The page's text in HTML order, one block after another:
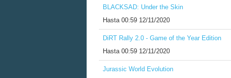
BLACKSAD: Under the Skin
Hasta 00:59 12/11/2020
DiRT Rally 2.0 - Game of the Year Edition
Hasta 00:59 12/11/2020
Jurassic World Evolution